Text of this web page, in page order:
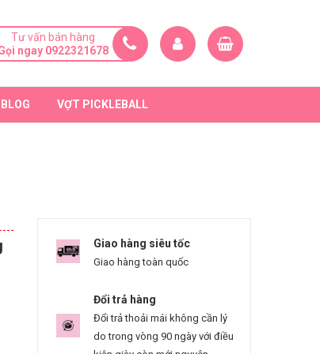
Tư vấn bán hàng
ngay 0922321678
BLOG VỢT PICKLEBALL
Giao hàng siêu tốc
Giao hàng toàn quốc
Đổi trả hàng
Đổi trả thoải mái không cần lý
do trong vòng 90 ngày với điều